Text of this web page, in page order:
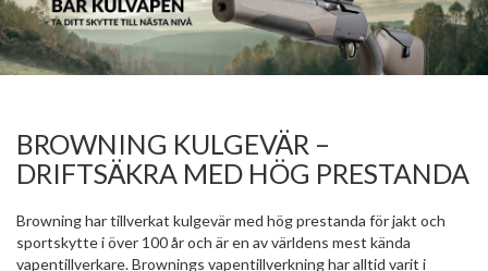
BROWNING KULGEVÄR –
DRIFTSÄKRA MED HÖG PRESTANDA
Browning har tillverkat kulgevär med hög prestanda för jakt och
sportskytte i över 100 år och är en av världens mest kända
vapentillverkare. Brownings vapentillverkning har alltid varit i